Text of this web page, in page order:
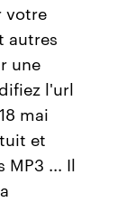
votre
autres
une
l'url
mai
et
MP3 ... Il